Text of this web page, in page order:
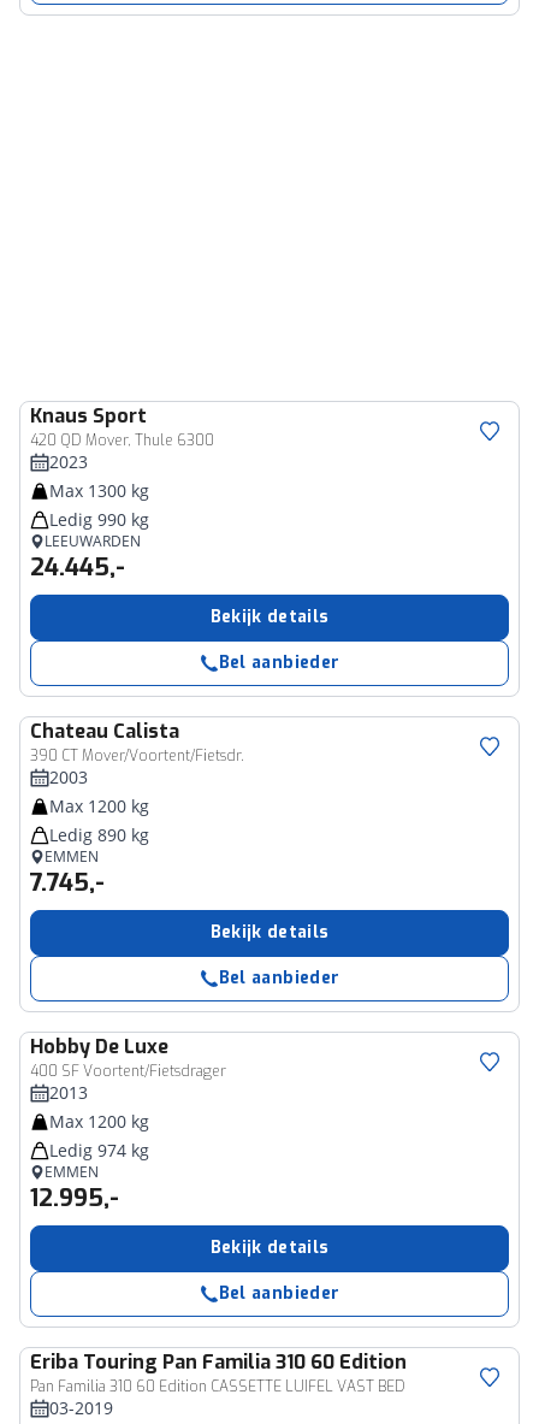
Knaus Sport
420 QD Mover, Thule 6300
2023
Max 1300 kg
Ledig 990 kg
LEEUWARDEN
24.445,-
Bekijk details
Bel aanbieder
Chateau Calista
390 CT Mover/Voortent/Fietsdr.
2003
Max 1200 kg
Ledig 890 kg
EMMEN
7.745,-
Bekijk details
Bel aanbieder
Hobby De Luxe
400 SF Voortent/Fietsdrager
2013
Max 1200 kg
Ledig 974 kg
EMMEN
12.995,-
Bekijk details
Bel aanbieder
Eriba Touring Pan Familia 310 60 Edition
Pan Familia 310 60 Edition CASSETTE LUIFEL VAST BED
03-2019